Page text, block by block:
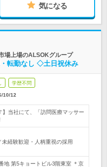
気になる
場上場のALSOKグループ
・転勤なし ◇土日祝休み
学歴不問
10/12
】当社にて、「訪問医療マッサー
経験歓迎・人柄重視の採用
地 第5キョートビル3階東室 ＊京